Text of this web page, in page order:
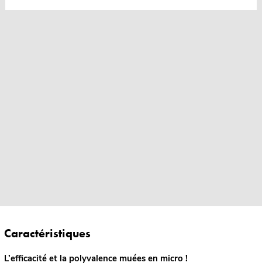
Caractéristiques
L’efficacité et la polyvalence muées en micro !